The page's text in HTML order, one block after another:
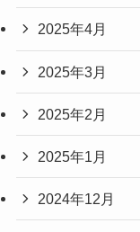
2025年4月
2025年3月
2025年2月
2025年1月
2024年12月